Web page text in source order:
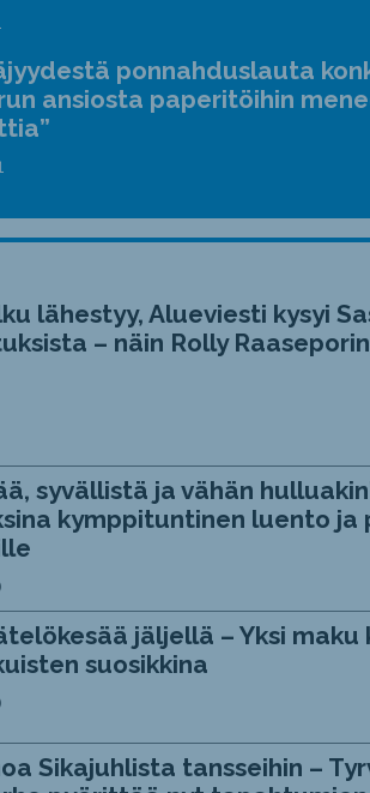
ponnahduslauta
ansiosta paperitöihin
lähestyy, Alueviesti kysyi
– näin Rolly
syvällistä ja vähän
kymppituntinen luento ja
jäljellä – Yksi maku
suosikkina
Sikajuhlista tansseihin –